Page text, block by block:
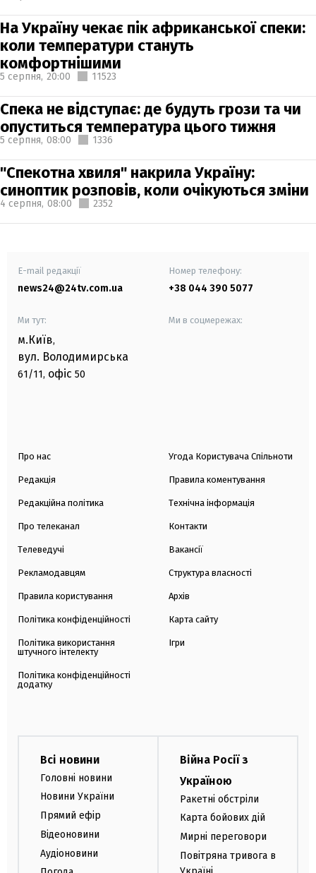
На Україну чекає пік африканської спеки:
коли температури стануть
комфортнішими
5 серпня, 20:00 11523
Спека не відступає: де будуть грози та чи
опуститься температура цього тижня
5 серпня, 08:00 1336
"Спекотна хвиля" накрила Україну:
синоптик розповів, коли очікуються зміни
4 серпня, 08:00 2352
E-mail редакції
news24@24tv.com.ua
Номер телефону:
+38 044 390 5077
Ми тут:
м.Київ,
вул. Володимирська
61/11, офіс 50
Ми в соцмережах:
Про нас
Редакція
Редакційна політика
Про телеканал
Телеведучі
Рекламодавцям
Правила користування
Політика конфіденційності
Політика використання
штучного інтелекту
Політика конфіденційності
додатку
Угода Користувача Спільноти
Правила коментування
Технічна інформація
Контакти
Вакансії
Структура власності
Архів
Карта сайту
Ігри
Всі новини
Головні новини
Новини України
Прямий ефір
Відеоновини
Аудіоновини
Війна Росії з
Україною
Ракетні обстріли
Карта бойових дій
Мирні переговори
Повітряна тривога в